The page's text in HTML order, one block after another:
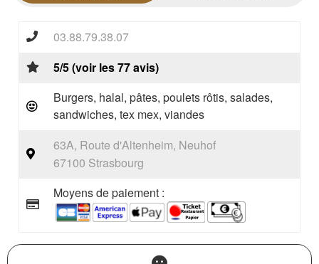
03.88.79.38.07
5/5 (voir les 77 avis)
Burgers, halal, pâtes, poulets rôtis, salades,
sandwiches, tex mex, viandes
63A, Route d'Altenheim, Neuhof
67100 Strasbourg
Moyens de paiement :